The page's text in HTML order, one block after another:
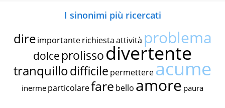
I sinonimi più ricercati
dire importante richiestaattività problema
dolce prolissodivertente
tranquillodifficile permettereacume
inerme particolarefare bello amore paura